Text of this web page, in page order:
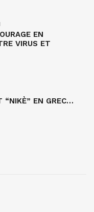
EN
VIRUS ET
“NIKÈ” EN GREC…